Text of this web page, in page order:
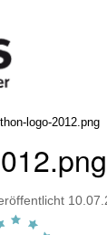
logo-2012.png